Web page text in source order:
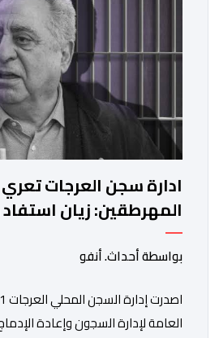
ادارة سجن العرجات
استشارة و50 فحصا طبيا
بواسطة أحداث. أنفو
العامة لإدارة السجون وإعادة